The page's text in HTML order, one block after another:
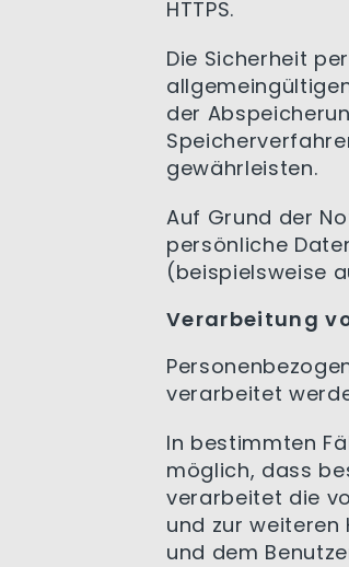
HTTPS.
Die Sicherheit
der
gewährleisten.
Auf Grund der
persönliche
(beispielsweise
Verarbeitung
verarbeitet
In bestimmten
möglich, dass
verarbeitet die
und zur
und dem